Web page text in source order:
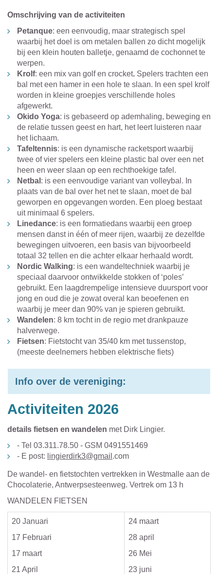
Omschrijving van de activiteiten
Petanque: een eenvoudig, maar strategisch spel
waarbij het doel is om metalen ballen zo dicht mogelijk
bij een klein houten balletje, genaamd de cochonnet te
werpen.
Krolf: een mix van golf en crocket. Spelers trachten een
bal met een hamer in een hole te slaan. In een spel krolf
worden in kleine groepjes verschillende holes
afgewerkt.
Okido Yoga: is gebaseerd op ademhaling, beweging en
de relatie tussen geest en hart, het leert luisteren naar
het lichaam.
Tafeltennis: is een dynamische racketsport waarbij
twee of vier spelers een kleine plastic bal over een net
heen en weer slaan op een rechthoekige tafel.
Netbal : is een eenvoudige variant van volleybal. In
plaats van de bal over het net te slaan, moet de bal
geworpen en opgevangen worden. Een ploeg bestaat
uit minimaal 6 spelers.
Linedance: is een formatiedans waarbij een groep
mensen danst in één of meer rijen, waarbij ze dezelfde
bewegingen uitvoeren, een basis van bijvoorbeeld
totaal 32 tellen en die achter elkaar herhaald wordt.
Nordic Walking: is een wandeltechniek waarbij je
speciaal daarvoor ontwikkelde stokken of ‘poles’
gebruikt. Een laagdrempelige intensieve duursport voor
jong en oud die je zowat overal kan beoefenen en
waarbij je meer dan 90% van je spieren gebruikt.
Wandelen: 8 km tocht in de regio met drankpauze
halverwege.
Fietsen: Fietstocht van 35/40 km met tussenstop,
(meeste deelnemers hebben elektrische fiets)
Info over de vereniging:
Activiteiten 2026
details fietsen en wandelen met Dirk Lingier.
- Tel 03.311.78.50 - GSM 0491551469
- E post: lingierdirk3@gmail .com
De wandel- en fietstochten vertrekken in Westmalle aan de
Chocolaterie, Antwerpsesteenweg. Vertrek om 13 h
WANDELEN FIETSEN
20 Januari
17 Februari
17 maart
21 April
24 maart
28 april
26 Mei
23 juni